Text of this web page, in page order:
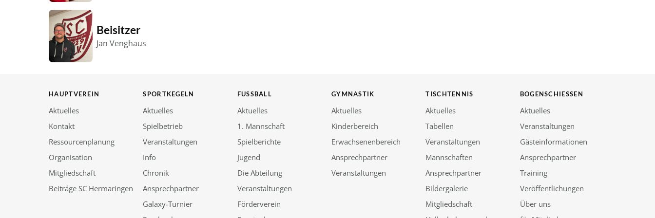
Beisitzer
Jan Venghaus
HAUPTVEREIN
Aktuelles
Kontakt
Ressourcenplanung
Organisation
Mitgliedschaft
Beiträge SC Hermaringen
SPORTKEGELN
Aktuelles
Spielbetrieb
Veranstaltungen
Info
Chronik
Ansprechpartner
Galaxy-Turnier
FUSSBALL
Aktuelles
1. Mannschaft
Spielberichte
Jugend
Die Abteilung
Veranstaltungen
Förderverein
GYMNASTIK
Aktuelles
Kinderbereich
Erwachsenenbereich
Ansprechpartner
Veranstaltungen
TISCHTENNIS
Aktuelles
Tabellen
Veranstaltungen
Mannschaften
Ansprechpartner
Bildergalerie
Mitgliedschaft
BOGENSCHIESSEN
Aktuelles
Veranstaltungen
Gästeinformationen
Ansprechpartner
Training
Veröffentlichungen
Über uns